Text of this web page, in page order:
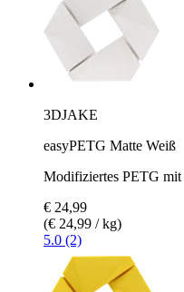
3DJAKE
easyPETG Matte Weiß
Modifiziertes PETG
€ 24,99
(€ 24,99 / kg)
5.0 (2)